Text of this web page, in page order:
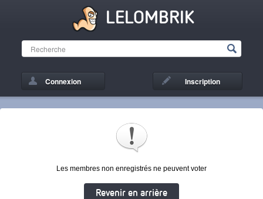
LELOMBRIK
Connexion Inscription
Les membres non enregistrés ne peuvent voter
Revenir en arrière